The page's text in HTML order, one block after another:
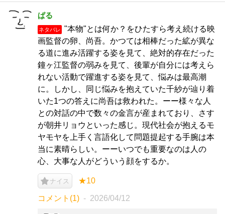
ぱる
ネタバレ
"本物"とは何か？をひたすら考え続ける映
画監督の卵、尚吾。かつては相棒だった絋が異な
る道に進み活躍する姿を見て、絶対的存在だった
鐘ヶ江監督の弱みを見て、後輩が自分には考えら
れない活動で躍進する姿を見て、悩みは最高潮
に。しかし、同じ悩みを抱えていた千紗が辿り着
いた1つの答えに尚吾は救われた。ーー様々な人
との対話の中で数々の金言が産まれており、さす
が朝井リョウといった感じ。現代社会が抱えるモ
ヤモヤを上手く言語化して問題提起する手腕は本
当に素晴らしい。ーーいつでも重要なのは人の
心、大事な人がどういう顔をするか。
ナイス ★10
コメント(1) 2026/04/12